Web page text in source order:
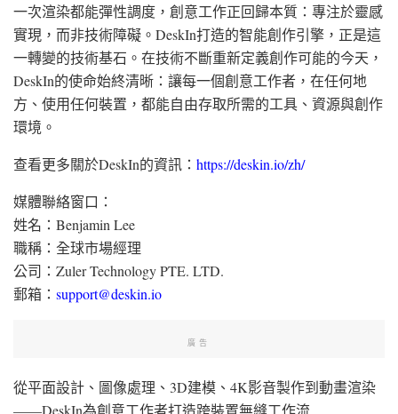
一次渲染都能彈性調度，創意工作正回歸本質：專注於靈感
實現，而非技術障礙。DeskIn打造的智能創作引擎，正是這
一轉變的技術基石。在技術不斷重新定義創作可能的今天，
DeskIn的使命始終清晰：讓每一個創意工作者，在任何地
方、使用任何裝置，都能自由存取所需的工具、資源與創作
環境。
查看更多關於DeskIn的資訊： https://deskin.io/zh/
媒體聯絡窗口：
姓名：Benjamin Lee
職稱：全球市場經理
公司：Zuler Technology PTE. LTD.
郵箱： support@deskin.io
廣告
從平面設計、圖像處理、3D建模、4K影音製作到動畫渲染
——DeskIn為創意工作者打造跨裝置無縫工作流